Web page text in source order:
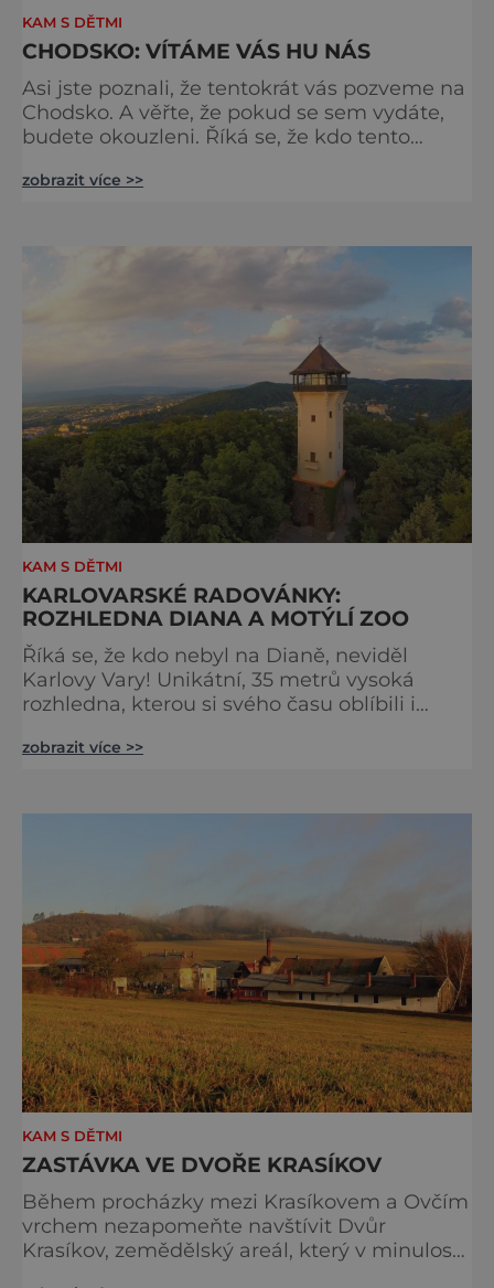
KAM S DĚTMI
CHODSKO: VÍTÁME VÁS HU NÁS
Asi jste poznali, že tentokrát vás pozveme na
Chodsko. A věřte, že pokud se sem vydáte,
budete okouzleni. Říká se, že kdo tento
stále vracet. Proč se to děje, nevíme, ale něco
srdcem na dlani, ale i kouzelné krajině s
zobrazit více >>
KAM S DĚTMI
KARLOVARSKÉ RADOVÁNKY:
ROZHLEDNA DIANA A MOTÝLÍ ZOO
Říká se, že kdo nebyl na Dianě, neviděl
Karlovy Vary! Unikátní, 35 metrů vysoká
rozhledna, kterou si svého času oblíbili i
lázeňském lesíku, vám nabídne dechberoucí
zobrazit více >>
KAM S DĚTMI
ZASTÁVKA VE DVOŘE KRASÍKOV
Během procházky mezi Krasíkovem a Ovčím
vrchem nezapomeňte navštívit Dvůr
Krasíkov, zemědělský areál, který v minulosti